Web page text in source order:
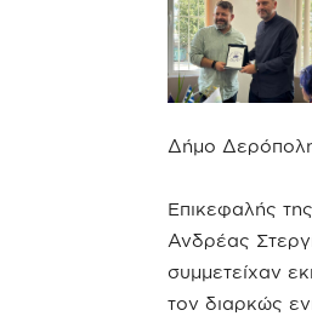
Δήμο
Επικεφαλής
Ανδρέας
συμμετείχαν
τον διαρκώς